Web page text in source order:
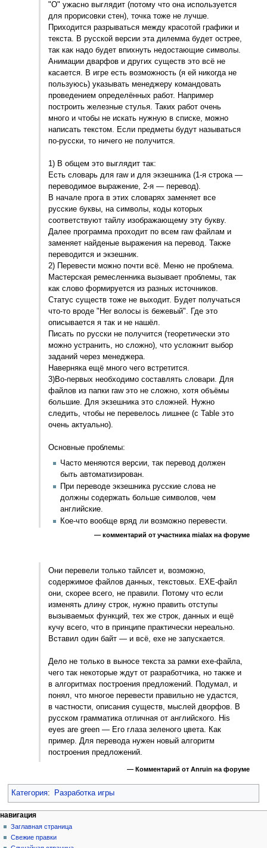
"О" ужасно выглядит (потому что она используется
для прорисовки стен), точка тоже не лучше.
Приходится разрываться между красотой графики и
текста. В русской версии эта дилемма будет острее,
так как надо будет впихнуть недостающие символы.
Анимации дварфов и других существ это всё не
касается. В игре есть возможность (я ей никогда не
пользуюсь) указывать менеджеру командовать
проведением определённых работ. Например
построить железные стулья. Таких работ очень
много и чтобы не искать нужную в списке, можно
написать текстом. Если предметы будут называться
по-русски, то ничего не получится.
1) В общем это выглядит так:
Есть словарь для raw и для экзешника (1-я строка —
переводимое выражение, 2-я — перевод).
В начале прога в этих словарях заменяет все
русские буквы, на символы, коды которых
соответствуют тайлу изображающему эту букву.
Далее программа проходит по всем raw файлам и
заменяет найденые выражения на перевод. Также
переводится и экзешник.
2) Перевести можно почти всё. Меню не проблема.
Мастерская ремесленника вызывает проблемы, так
как слово формируется из разных источников.
Статус существ тоже не выходит. Будет получаться
что-то вроде "Her волосы is бежевый". Где это
описывается я так и не нашёл.
Писать по русски не получится (теоретически это
можно устранить, но сложно), что усложнит выбор
заданий через менеджера.
Наверняка ещё много чего встретится.
3)Во-первых необходимо составлять словари. Для
файлов из папки raw это не сложно, хотя объёмы
большие. Для экзешника это сложней. Нужно
следить, чтобы не перевелось лишнее (с Table это
очень актуально).
Основные проблемы:
Часто меняются версии, так перевод должен
быть автоматизирован.
При переводе экзешника русские слова не
должны содержать больше символов, чем
английские.
Кое-что вообще вряд ли возможно перевести.
— комментарий от участника mialax на форуме
Они перевели только тайлсет и, возможно,
содержимое файлов данных, текстовых. ЕХЕ-файл
они, скорее всего, не правили. Потому что если
изменять длину строк, нужно править отступы
вызываемых функций, тех же строк, данных и ещё
кучу всего, что в принципе практически нереально.
Вставил один байт — и всё, ехе не запускается.
Дело не только в выносе текста за рамки exe-файла,
чего так некоторые ждут от разработчика, но также и
в алгоритмах построения предложений. Подумал, и
понял, что многое перевести правильно не удастся,
в частности, описания существ, мыслей дворфов. В
русском грамматика отличная от английского. His
eyes are green — Его глаза зеленого цвета. Как
пример. Для перевода нужен новый алгоритм
построения предложений.
— Комментарий от Anruin на форуме
Категория: Разработка игры
Н
а
в
действия на странице
статья
обсуждение
персональные инструменты
создать
учётную
запись
навигация
Заглавная страница
Свежие правки